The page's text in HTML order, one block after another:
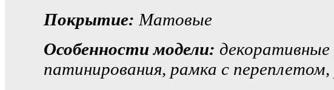
Покрытие: Матовые
Особенности модели:
патинирования, рамка с